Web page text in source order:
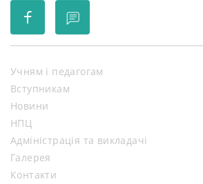
Учням і педагогам
Вступникам
Новини
НПЦ
Адміністрація та викладачі
Галерея
Контакти